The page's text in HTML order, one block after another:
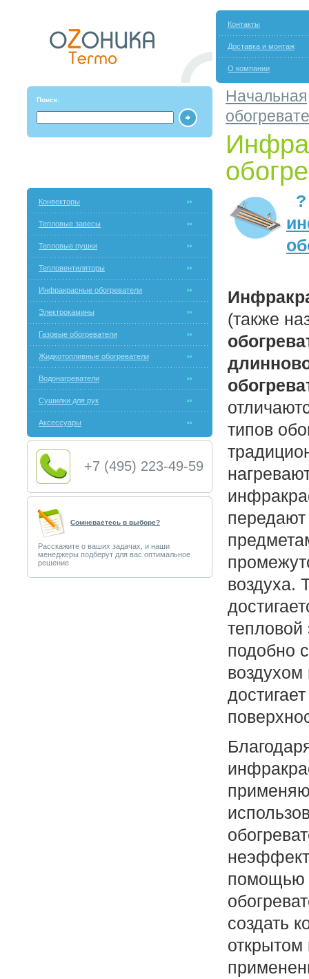
Контакты
Доставка и монтаж
О компании
Поиск:
Начальная
Конвекторы
Тепловые завесы
Тепловые пушки
Тепловентиляторы
Инфракрасные обогреватели
Электрокамины
Газовые обогреватели
Жидкотопливные обогреватели
Водонагреватели
Сушилки для рук
Аксессуары
+7 (495) 223-49-59
Сомневаетесь в выборе?
Расскажите о ваших задачах, и наши
менеджеры подберут для вас оптимальное
решение.
(также
типов
воздуха.
тепловой
подобно
воздухом
помощью
создать